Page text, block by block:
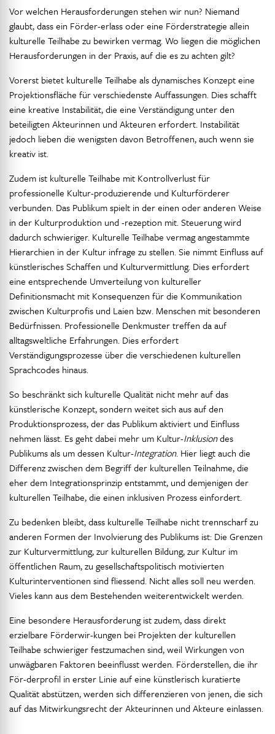
Vor welchen Herausforderungen stehen wir nun? Niemand
glaubt, dass ein Förder-erlass oder eine Förderstrategie allein
kulturelle Teilhabe zu bewirken vermag. Wo liegen die möglichen
Herausforderungen in der Praxis, auf die es zu achten gilt?
Vorerst bietet kulturelle Teilhabe als dynamisches Konzept eine
Projektionsfläche für verschiedenste Auffassungen. Dies schafft
eine kreative Instabilität, die eine Verständigung unter den
beteiligten Akteurinnen und Akteuren erfordert. Instabilität
jedoch lieben die wenigsten davon Betroffenen, auch wenn sie
kreativ ist.
Zudem ist kulturelle Teilhabe mit Kontrollverlust für
professionelle Kultur-produzierende und Kulturförderer
verbunden. Das Publikum spielt in der einen oder anderen Weise
in der Kulturproduktion und -rezeption mit. Steuerung wird
dadurch schwieriger. Kulturelle Teilhabe vermag angestammte
Hierarchien in der Kultur infrage zu stellen. Sie nimmt Einfluss auf
künstlerisches Schaffen und Kulturvermittlung. Dies erfordert
eine entsprechende Umverteilung von kultureller
Definitionsmacht mit Konsequenzen für die Kommunikation
zwischen Kulturprofis und Laien bzw. Menschen mit besonderen
Bedürfnissen. Professionelle Denkmuster treffen da auf
alltagsweltliche Erfahrungen. Dies erfordert
Verständigungsprozesse über die verschiedenen kulturellen
Sprachcodes hinaus.
So beschränkt sich kulturelle Qualität nicht mehr auf das
künstlerische Konzept, sondern weitet sich aus auf den
Produktionsprozess, der das Publikum aktiviert und Einfluss
nehmen lässt. Es geht dabei mehr um Kultur-Inklusiondes
Publikums als um dessen Kultur-Integration. Hier liegt auch die
Differenz zwischen dem Begriff der kulturellen Teilnahme, die
eher dem Integrationsprinzip entstammt, und demjenigen der
kulturellen Teilhabe, die einen inklusiven Prozess einfordert.
Zu bedenken bleibt, dass kulturelle Teilhabe nicht trennscharf zu
anderen Formen der Involvierung des Publikums ist: Die Grenzen
zur Kulturvermittlung, zur kulturellen Bildung, zur Kultur im
öffentlichen Raum, zu gesellschaftspolitisch motivierten
Kulturinterventionen sind fliessend. Nicht alles soll neu werden.
Vieles kann aus dem Bestehenden weiterentwickelt werden.
Eine besondere Herausforderung ist zudem, dass direkt
erzielbare Förderwir-kungen bei Projekten der kulturellen
Teilhabe schwieriger festzumachen sind, weil Wirkungen von
unwägbaren Faktoren beeinflusst werden. Förderstellen, die ihr
För-derprofil in erster Linie auf eine künstlerisch kuratierte
Qualität abstützen, werden sich differenzieren von jenen, die sich
auf das Mitwirkungsrecht der Akteurinnen und Akteure einlassen.